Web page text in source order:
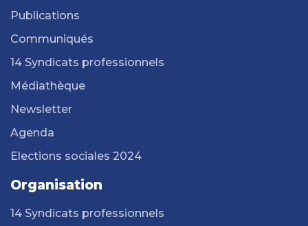
Publications
Communiqués
14 Syndicats professionnels
Médiathèque
Newsletter
Agenda
Elections sociales 2024
Organisation
14 Syndicats professionnels